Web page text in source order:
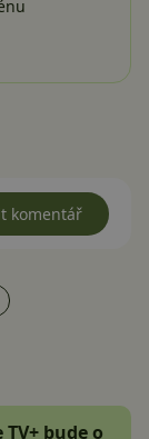
komentář
bude o